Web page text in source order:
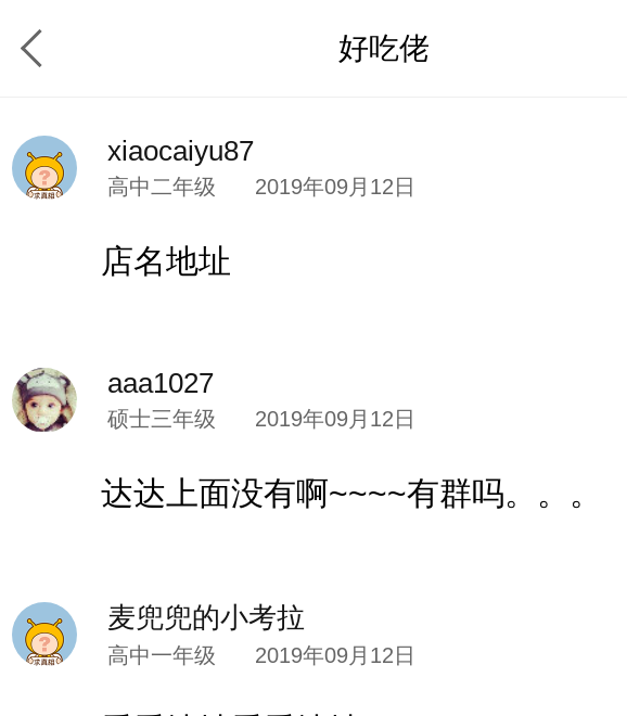
好吃佬
xiaocaiyu87
高中二年级 2019年09月12日
店名地址
aaa1027
硕士三年级 2019年09月12日
达达上面没有啊~~~~有群吗。。。
麦兜兜的小考拉
高中一年级 2019年09月12日